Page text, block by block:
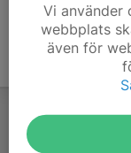
Vi använder
webbplats
även för